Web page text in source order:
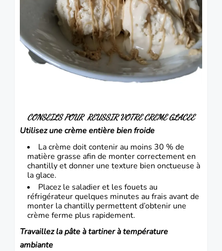
CONSEILS POUR REUSSIR VOTRE CREME GLACEE
Utilisez une crème entière bien froide
La crème doit contenir au moins 30 % de
matière grasse afin de monter correctement en
chantilly et donner une texture bien onctueuse à
la glace.
Placez le saladier et les fouets au
réfrigérateur quelques minutes au frais avant de
monter la chantilly permettent d’obtenir une
crème ferme plus rapidement.
Travaillez la pâte à tartiner à température
ambiante